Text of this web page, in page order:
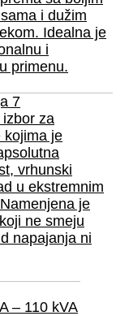
i dužim
Idealna je
i
primenu.
7
za
kojima je
vrhunski
u ekstremnim
je
ne smeju
napajanja ni
– 110 kVA